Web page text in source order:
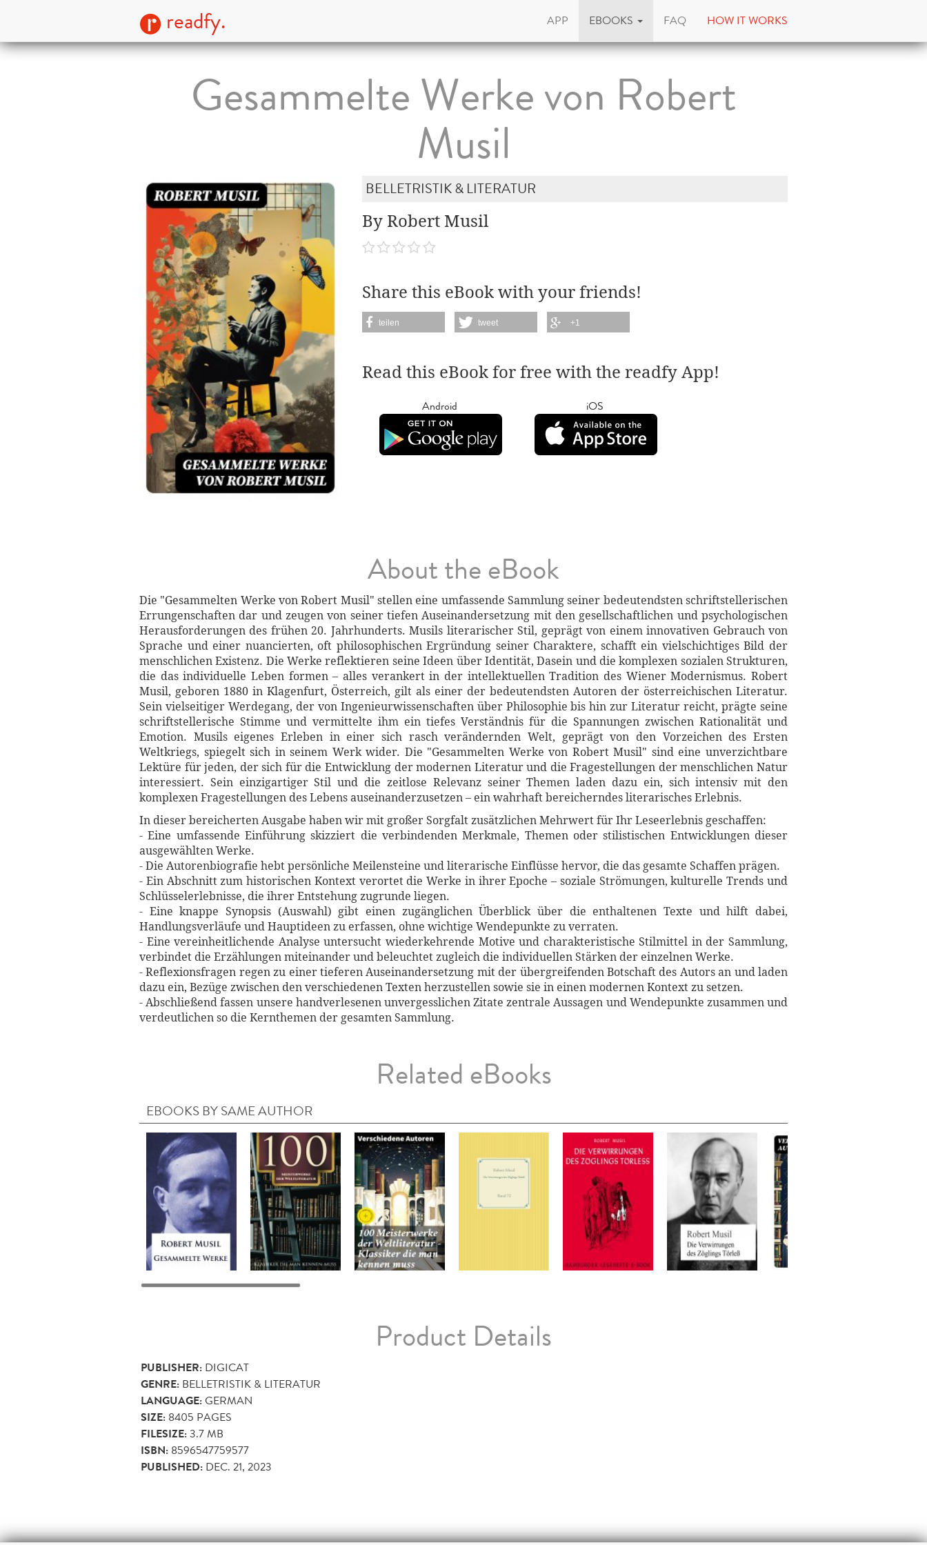
readfy. APP EBOOKS FAQ HOW IT WORKS
Gesammelte Werke von Robert
Musil
BELLETRISTIK & LITERATUR
By Robert Musil
Share this eBook with your friends!
teilen tweet +1
Read this eBook for free with the readfy App!
Android iOS
About the eBook
Die "Gesammelten Werke von Robert Musil" stellen eine umfassende Sammlung seiner bedeutendsten schriftstellerischen
Errungenschaften dar und zeugen von seiner tiefen Auseinandersetzung mit den gesellschaftlichen und psychologischen
Herausforderungen des frühen 20. Jahrhunderts. Musils literarischer Stil, geprägt von einem innovativen Gebrauch von
Sprache und einer nuancierten, oft philosophischen Ergründung seiner Charaktere, schafft ein vielschichtiges Bild der
menschlichen Existenz. Die Werke reflektieren seine Ideen über Identität, Dasein und die komplexen sozialen Strukturen,
die das individuelle Leben formen – alles verankert in der intellektuellen Tradition des Wiener Modernismus. Robert
Musil, geboren 1880 in Klagenfurt, Österreich, gilt als einer der bedeutendsten Autoren der österreichischen Literatur.
Sein vielseitiger Werdegang, der von Ingenieurwissenschaften über Philosophie bis hin zur Literatur reicht, prägte seine
schriftstellerische Stimme und vermittelte ihm ein tiefes Verständnis für die Spannungen zwischen Rationalität und
Emotion. Musils eigenes Erleben in einer sich rasch verändernden Welt, geprägt von den Vorzeichen des Ersten
Weltkriegs, spiegelt sich in seinem Werk wider. Die "Gesammelten Werke von Robert Musil" sind eine unverzichtbare
Lektüre für jeden, der sich für die Entwicklung der modernen Literatur und die Fragestellungen der menschlichen Natur
interessiert. Sein einzigartiger Stil und die zeitlose Relevanz seiner Themen laden dazu ein, sich intensiv mit den
komplexen Fragestellungen des Lebens auseinanderzusetzen – ein wahrhaft bereicherndes literarisches Erlebnis.
In dieser bereicherten Ausgabe haben wir mit großer Sorgfalt zusätzlichen Mehrwert für Ihr Leseerlebnis geschaffen:
- Eine umfassende Einführung skizziert die verbindenden Merkmale, Themen oder stilistischen Entwicklungen dieser
ausgewählten Werke.
- Die Autorenbiografie hebt persönliche Meilensteine und literarische Einflüsse hervor, die das gesamte Schaffen prägen.
- Ein Abschnitt zum historischen Kontext verortet die Werke in ihrer Epoche – soziale Strömungen, kulturelle Trends und
Schlüsselerlebnisse, die ihrer Entstehung zugrunde liegen.
- Eine knappe Synopsis (Auswahl) gibt einen zugänglichen Überblick über die enthaltenen Texte und hilft dabei,
Handlungsverläufe und Hauptideen zu erfassen, ohne wichtige Wendepunkte zu verraten.
- Eine vereinheitlichende Analyse untersucht wiederkehrende Motive und charakteristische Stilmittel in der Sammlung,
verbindet die Erzählungen miteinander und beleuchtet zugleich die individuellen Stärken der einzelnen Werke.
- Reflexionsfragen regen zu einer tieferen Auseinandersetzung mit der übergreifenden Botschaft des Autors an und laden
dazu ein, Bezüge zwischen den verschiedenen Texten herzustellen sowie sie in einen modernen Kontext zu setzen.
- Abschließend fassen unsere handverlesenen unvergesslichen Zitate zentrale Aussagen und Wendepunkte zusammen und
verdeutlichen so die Kernthemen der gesamten Sammlung.
Related eBooks
EBOOKS BY SAME AUTHOR
Product Details
PUBLISHER: DIGICAT
GENRE: BELLETRISTIK & LITERATUR
LANGUAGE:GERMAN
SIZE: 8405 PAGES
FILESIZE:3.7 MB
ISBN: 8596547759577
PUBLISHED: DEC. 21, 2023